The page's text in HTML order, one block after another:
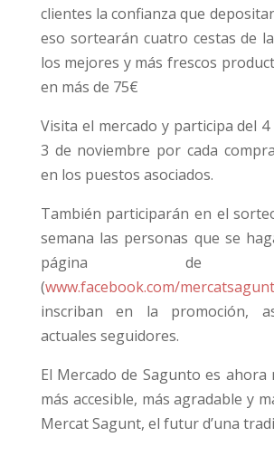
clientes la confianza que
eso sortearán cuatro cestas de
los mejores y más frescos
en más de 75€
Visita el mercado y participa del
3 de noviembre por cada
en los puestos asociados.
También participarán en el
semana las personas que se
página de
(www.facebook.com/mercatsagunt
inscriban en la promoción,
actuales seguidores.
El Mercado de Sagunto es ahora
más accesible, más agradable y
Mercat Sagunt, el futur d’una